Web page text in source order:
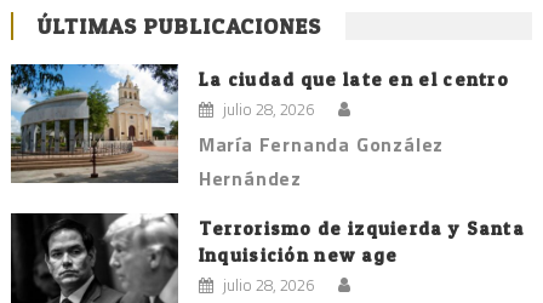
ÚLTIMAS PUBLICACIONES
La ciudad que late en el centro
julio 28, 2026
María Fernanda González
Hernández
Terrorismo de izquierda y Santa
Inquisición new age
julio 28, 2026